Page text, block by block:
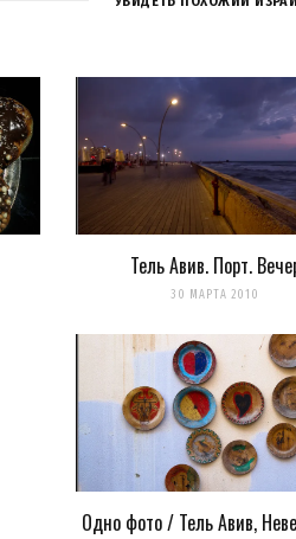
сайта в этом браузере для последующих
по email.
Оповещать о новых комментариях. А
Тель Авив. Порт.
30 МАРТА 2010
Одно фото / Тель Авив,